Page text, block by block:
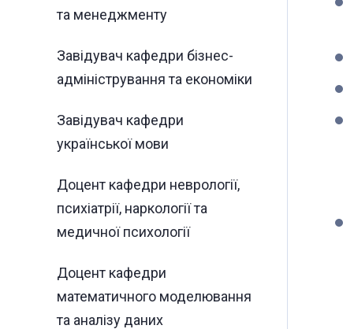
та менеджменту
Завідувач кафедри бізнес-
адміністрування та економіки
Завідувач кафедри
української мови
Доцент кафедри неврології,
психіатрії, наркології та
медичної психології
Доцент кафедри
математичного моделювання
та аналізу даних